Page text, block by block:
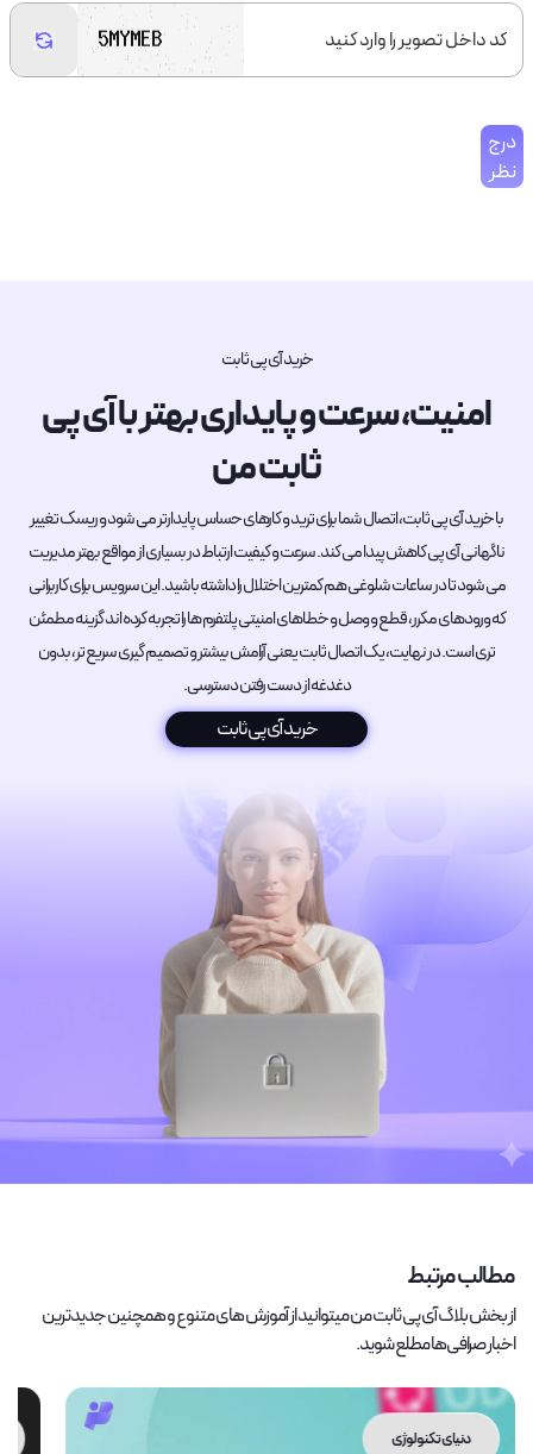
درج
نظر
خرید آی پی ثابت
امنیت، سرعت و پایداری بهتر با آی پی
ثابت من
با خرید آی پی ثابت، اتصال شما برای ترید و کارهای حساس پایدارتر می شود و ریسک تغییر
ناگهانی آی پی کاهش پیدا می کند. سرعت و کیفیت ارتباط در بسیاری از مواقع بهتر مدیریت
می شود تا در ساعات شلوغی هم کمترین اختلال را داشته باشید. این سرویس برای کاربرانی
که ورودهای مکرر، قطع و وصل و خطاهای امنیتی پلتفرم ها را تجربه کرده اند گزینه مطمئن
تری است. در نهایت، یک اتصال ثابت یعنی آرامش بیشتر و تصمیم گیری سریع تر، بدون
دغدغه از دست رفتن دسترسی.
خرید آی پی ثابت
مطالب مرتبط
از بخش بلاگ آی پی ثابت من میتوانید از آموزش های متنوع و همچنین جدیدترین
اخبار صرافی‌ها مطلع شوید.
دنیای تکنولوژی